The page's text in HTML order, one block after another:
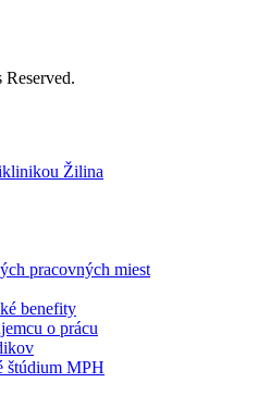
Žilina
pracovných miest
benefity
o prácu
štúdium MPH